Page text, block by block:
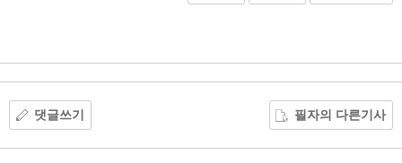
댓글쓰기 필자의 다른기사